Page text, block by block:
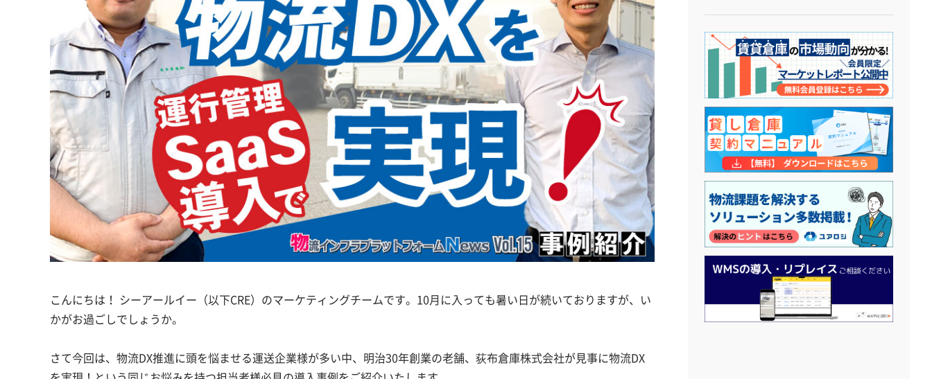
こんにちは！ シーアールイー（以下CRE）のマーケティングチームです。10月に入っても暑い日が続いておりますが、い
かがお過ごしでしょうか。
さて今回は、物流DX推進に頭を悩ませる運送企業様が多い中、明治30年創業の老舗、荻布倉庫株式会社が見事に物流DX